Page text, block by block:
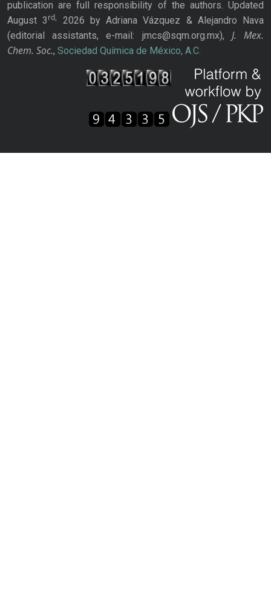
publication are full responsibility of the authors. Updated
August 3rd,
2026 by Adriana Vázquez & Alejandro Nava
(editorial assistants, e-mail: jmcs@sqm.org.mx), J. Mex.
Chem. Soc., Sociedad Química de México, A.C.